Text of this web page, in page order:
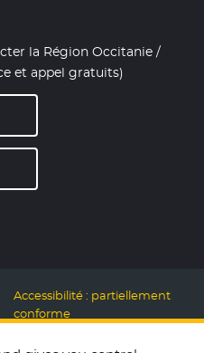
la Région Occitanie /
et appel gratuits)
Accessibilité : partiellement
conforme